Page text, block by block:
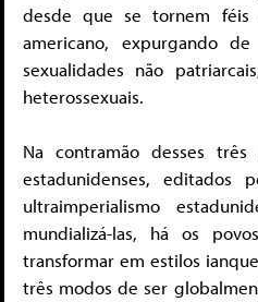
desde que se tornem féis
americano, expurgando
sexualidades não
heterossexuais.
Na contramão desses
estadunidenses, editados
ultraimperialismo
mundializá-las, há os
transformar em estilos
três modos de ser